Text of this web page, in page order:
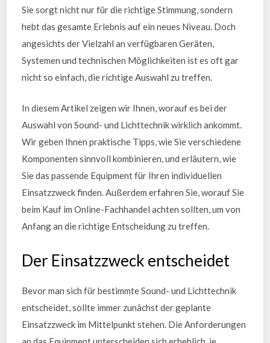
Sie sorgt nicht nur für die richtige Stimmung, sondern
hebt das gesamte Erlebnis auf ein neues Niveau. Doch
angesichts der Vielzahl an verfügbaren Geräten,
Systemen und technischen Möglichkeiten ist es oft gar
nicht so einfach, die richtige Auswahl zu treffen.
In diesem Artikel zeigen wir Ihnen, worauf es bei der
Auswahl von Sound- und Lichttechnik wirklich ankommt.
Wir geben Ihnen praktische Tipps, wie Sie verschiedene
Komponenten sinnvoll kombinieren, und erläutern, wie
Sie das passende Equipment für Ihren individuellen
Einsatzzweck finden. Außerdem erfahren Sie, worauf Sie
beim Kauf im Online-Fachhandel achten sollten, um von
Anfang an die richtige Entscheidung zu treffen.
Der Einsatzzweck entscheidet
Bevor man sich für bestimmte Sound- und Lichttechnik
entscheidet, sollte immer zunächst der geplante
Einsatzzweck im Mittelpunkt stehen. Die Anforderungen